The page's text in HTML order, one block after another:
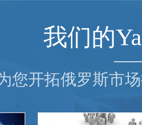
我们的
您开拓俄罗斯市